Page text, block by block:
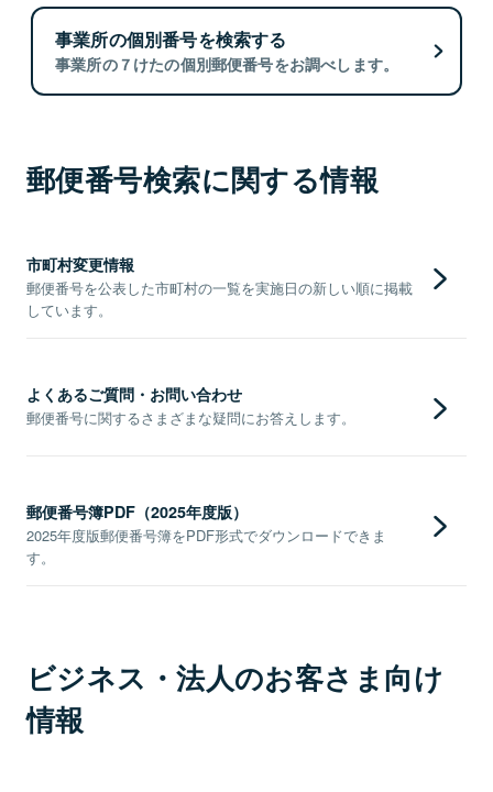
事業所の個別番号を検索する
事業所の７けたの個別郵便番号をお調べします。
郵便番号検索に関する情報
市町村変更情報
郵便番号を公表した市町村の一覧を実施日の新しい順に掲載
しています。
よくあるご質問・お問い合わせ
郵便番号に関するさまざまな疑問にお答えします。
郵便番号簿PDF（2025年度版）
2025年度版郵便番号簿をPDF形式でダウンロードできま
す。
ビジネス・法人のお客さま向け
情報